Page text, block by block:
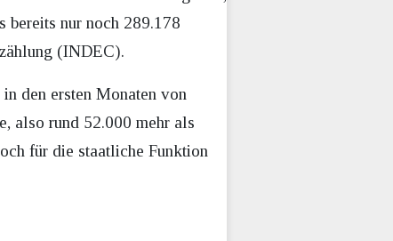
bereits nur noch 289.178
(INDEC).
den ersten Monaten von
also rund 52.000 mehr als
für die staatliche Funktion